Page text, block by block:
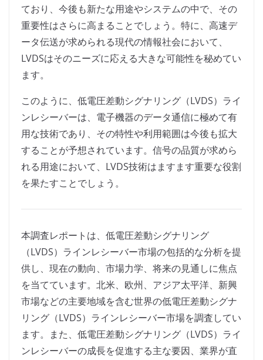
ており、今後も新たな用途やシステムの中で、その
重要性はさらに高まることでしょう。特に、高速デ
ータ伝送が求められる現代の情報社会において、
LVDSはそのニーズに応える大きな可能性を秘めてい
ます。
このように、低電圧差動シグナリング（LVDS）ライ
ンレシーバーは、電子機器のデータ通信に極めて有
用な技術であり、その特性や利用範囲は今後も拡大
することが予想されています。信号の品質が求めら
れる用途において、LVDS技術はますます重要な役割
を果たすことでしょう。
本調査レポートは、低電圧差動シグナリング
（LVDS）ラインレシーバー市場の包括的な分析を提
供し、現在の動向、市場力学、将来の見通しに焦点
を当てています。北米、欧州、アジア太平洋、新興
市場などの主要地域を含む世界の低電圧差動シグナ
リング（LVDS）ラインレシーバー市場を調査してい
ます。また、低電圧差動シグナリング（LVDS）ライ
ンレシーバーの成長を促進する主な要因、業界が直